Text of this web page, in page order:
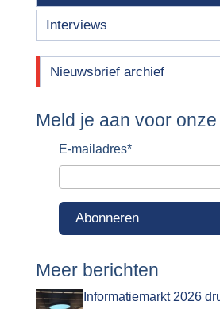
Interviews
Nieuwsbrief archief
Meld je aan voor
E-mailadres*
Abonneren
Meer berichten
Informatiemarkt 2026